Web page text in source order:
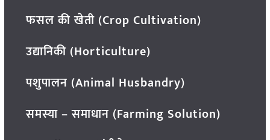
फसल की खेती (Crop Cultivation)
उद्यानिकी (Horticulture)
पशुपालन (Animal Husbandry)
समस्या – समाधान (Farming Solution)